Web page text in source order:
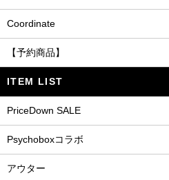
Coordinate
【予約商品】
ITEM LIST
PriceDown SALE
Psychoboxコラボ
アウター